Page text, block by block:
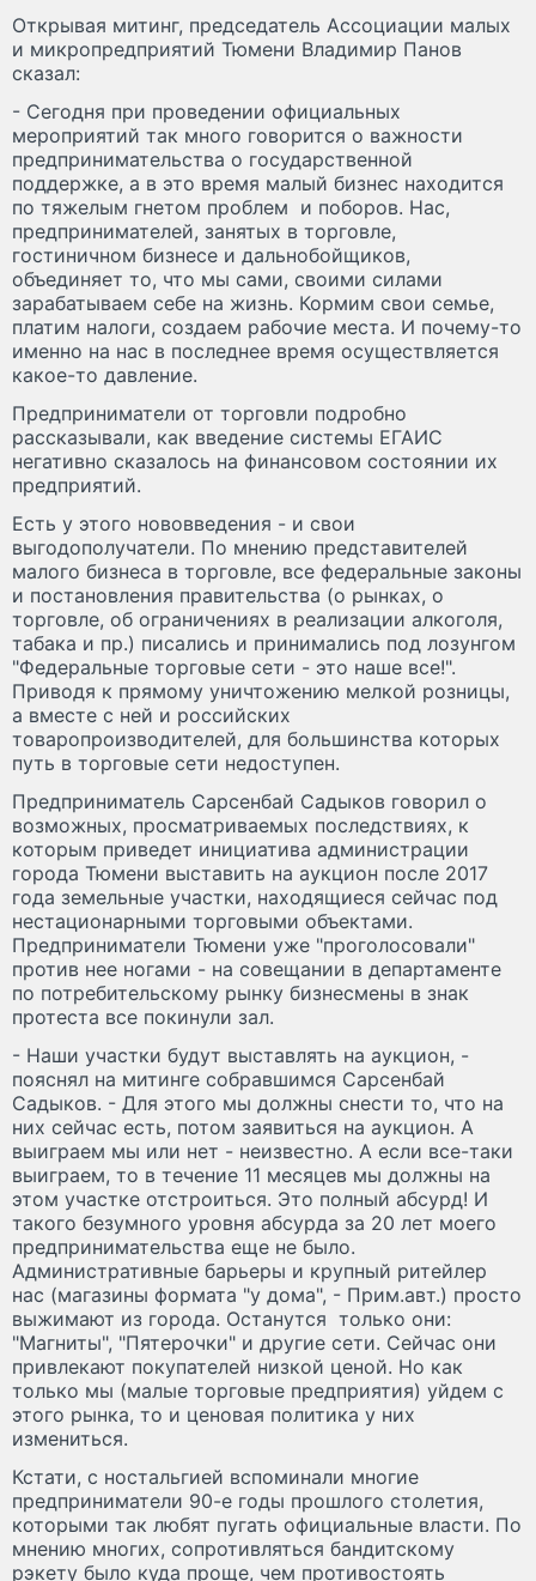
Открывая митинг, председатель Ассоциации малых
и микропредприятий Тюмени Владимир Панов
сказал:
- Сегодня при проведении официальных
мероприятий так много говорится о важности
предпринимательства о государственной
поддержке, а в это время малый бизнес находится
по тяжелым гнетом проблем и поборов. Нас,
предпринимателей, занятых в торговле,
гостиничном бизнесе и дальнобойщиков,
объединяет то, что мы сами, своими силами
зарабатываем себе на жизнь. Кормим свои семье,
платим налоги, создаем рабочие места. И почему-то
именно на нас в последнее время осуществляется
какое-то давление.
Предприниматели от торговли подробно
рассказывали, как введение системы ЕГАИС
негативно сказалось на финансовом состоянии их
предприятий.
Есть у этого нововведения - и свои
выгодополучатели. По мнению представителей
малого бизнеса в торговле, все федеральные законы
и постановления правительства (о рынках, о
торговле, об ограничениях в реализации алкоголя,
табака и пр.) писались и принимались под лозунгом
"Федеральные торговые сети - это наше все!".
Приводя к прямому уничтожению мелкой розницы,
а вместе с ней и российских
товаропроизводителей, для большинства которых
путь в торговые сети недоступен.
Предприниматель Сарсенбай Садыков говорил о
возможных, просматриваемых последствиях, к
которым приведет инициатива администрации
города Тюмени выставить на аукцион после 2017
года земельные участки, находящиеся сейчас под
нестационарными торговыми объектами.
Предприниматели Тюмени уже "проголосовали"
против нее ногами - на совещании в департаменте
по потребительскому рынку бизнесмены в знак
протеста все покинули зал.
- Наши участки будут выставлять на аукцион, -
пояснял на митинге собравшимся Сарсенбай
Садыков. - Для этого мы должны снести то, что на
них сейчас есть, потом заявиться на аукцион. А
выиграем мы или нет - неизвестно. А если все-таки
выиграем, то в течение 11 месяцев мы должны на
этом участке отстроиться. Это полный абсурд! И
такого безумного уровня абсурда за 20 лет моего
предпринимательства еще не было.
Административные барьеры и крупный ритейлер
нас (магазины формата "у дома", - Прим.авт.) просто
выжимают из города. Останутся только они:
"Магниты", "Пятерочки" и другие сети. Сейчас они
привлекают покупателей низкой ценой. Но как
только мы (малые торговые предприятия) уйдем с
этого рынка, то и ценовая политика у них
измениться.
Кстати, с ностальгией вспоминали многие
предприниматели 90-е годы прошлого столетия,
которыми так любят пугать официальные власти. По
мнению многих, сопротивляться бандитскому
рэкету было куда проще, чем противостоять